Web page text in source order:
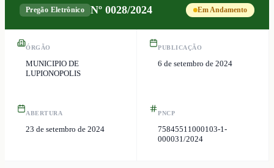
Pregão Eletrônico Nº0028/2024 Em Andamento
ÓRGÃO
MUNICIPIO DE
LUPIONOPOLIS
PUBLICAÇÃO
6 de setembro de 2024
ABERTURA
23 de setembro de 2024
PNCP
75845511000103-1-
000031/2024